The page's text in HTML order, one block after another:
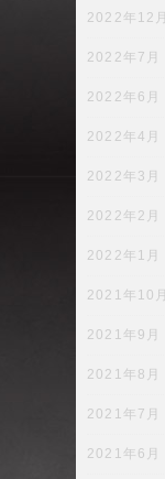
2022年12月
2022年7月
2022年6月
2022年4月
2022年3月
2022年2月
2022年1月
2021年10月
2021年9月
2021年8月
2021年7月
2021年6月